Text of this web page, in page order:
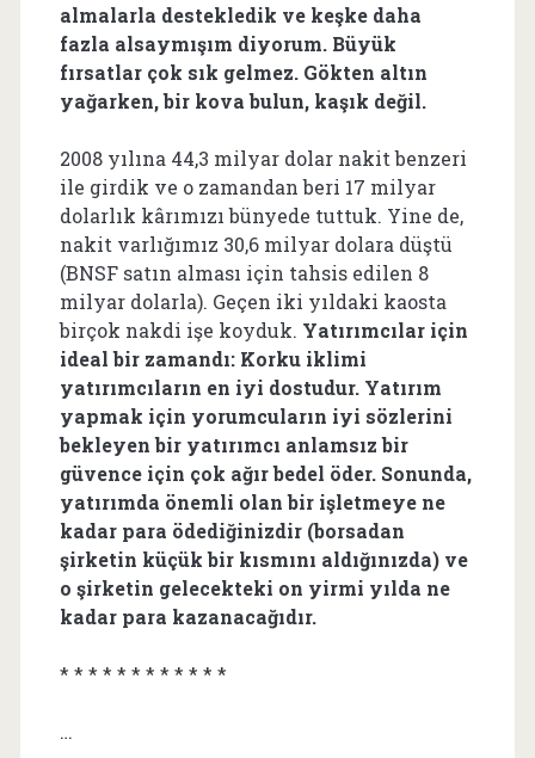
almalarla destekledik ve keşke daha
fazla alsaymışım diyorum. Büyük
fırsatlar çok sık gelmez. Gökten altın
yağarken, bir kova bulun, kaşık değil.
2008 yılına 44,3 milyar dolar nakit benzeri
ile girdik ve o zamandan beri 17 milyar
dolarlık kârımızı bünyede tuttuk. Yine de,
nakit varlığımız 30,6 milyar dolara düştü
(BNSF satın alması için tahsis edilen 8
milyar dolarla). Geçen iki yıldaki kaosta
birçok nakdi işe koyduk. Yatırımcılar için
ideal bir zamandı: Korku iklimi
yatırımcıların en iyi dostudur. Yatırım
yapmak için yorumcuların iyi sözlerini
bekleyen bir yatırımcı anlamsız bir
güvence için çok ağır bedel öder. Sonunda,
yatırımda önemli olan bir işletmeye ne
kadar para ödediğinizdir (borsadan
şirketin küçük bir kısmını aldığınızda) ve
o şirketin gelecekteki on yirmi yılda ne
kadar para kazanacağıdır.
* * * * * * * * * * * *
…